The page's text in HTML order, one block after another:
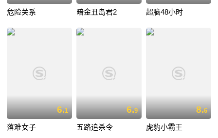
危险关系 暗金丑岛君2 超脑48小时
6.1
落难女子
6.9
五路追杀令
8.6
虎豹小霸王